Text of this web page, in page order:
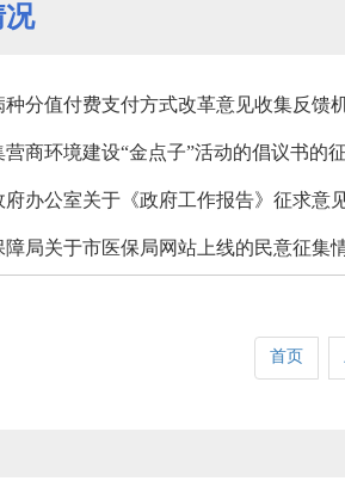
况
种分值付费支付方式改革意见收集反馈
营商环境建设“金点子”活动的倡议书的
府办公室关于《政府工作报告》征求意
障局关于市医保局网站上线的民意征集
首页